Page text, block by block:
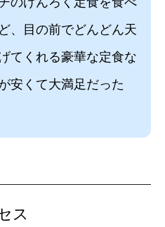
、目の前でどんどん天
てくれる豪華な定食な
安くて大満足だった
ス